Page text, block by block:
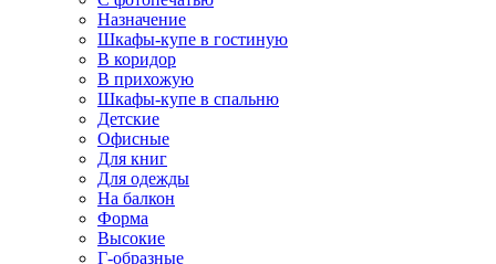
Назначение
Шкафы-купе в гостиную
В коридор
В прихожую
Шкафы-купе в спальню
Детские
Офисные
Для книг
Для одежды
На балкон
Форма
Высокие
Г-образные